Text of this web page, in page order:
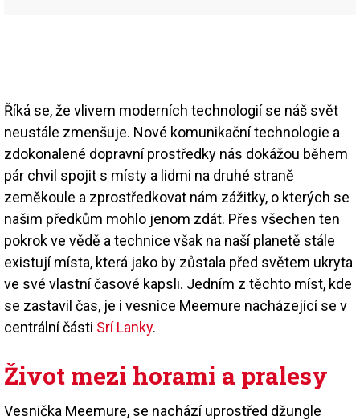
Říká se, že vlivem moderních technologií se náš svět
neustále zmenšuje. Nové komunikační technologie a
zdokonalené dopravní prostředky nás dokážou během
pár chvil spojit s místy a lidmi na druhé straně
zeměkoule a zprostředkovat nám zážitky, o kterých se
našim předkům mohlo jenom zdát. Přes všechen ten
pokrok ve vědě a technice však na naší planetě stále
existují místa, která jako by zůstala před světem ukryta
ve své vlastní časové kapsli. Jedním z těchto míst, kde
se zastavil čas, je i vesnice Meemure nacházející se v
centrální části Srí Lanky.
Život mezi horami a pralesy
Vesnička Meemure, se nachází uprostřed džungle